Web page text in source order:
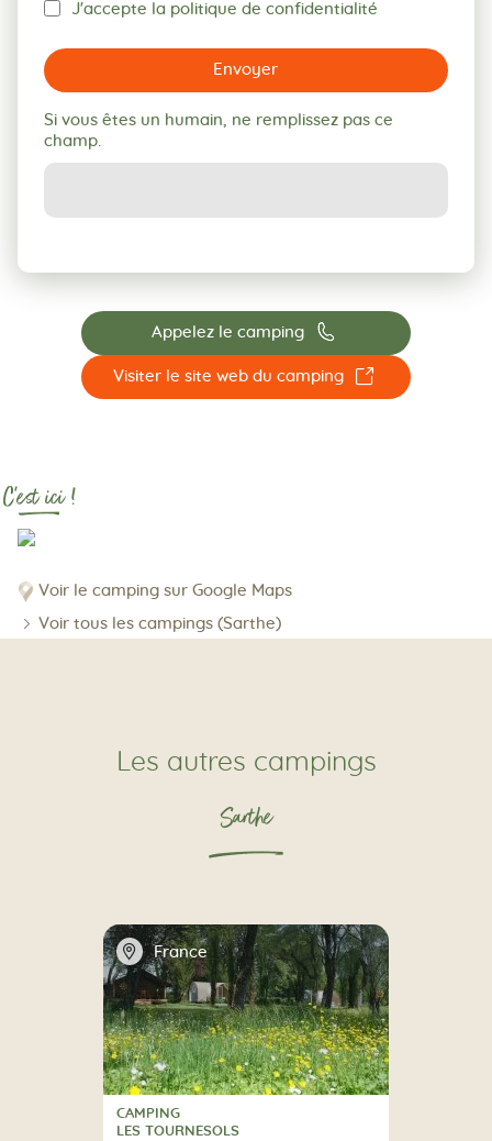
J'accepte la politique de confidentialité
Envoyer
Si vous êtes un humain, ne remplissez pas ce
champ.
Appelez le camping 📞
Visiter le site web du camping ☐
C'est ici !
Voir le camping sur Google Maps
Voir tous les campings (Sarthe)
Les autres campings
Sarthe
📍 France
CAMPING
CAMPING
LES TOURNESOLS